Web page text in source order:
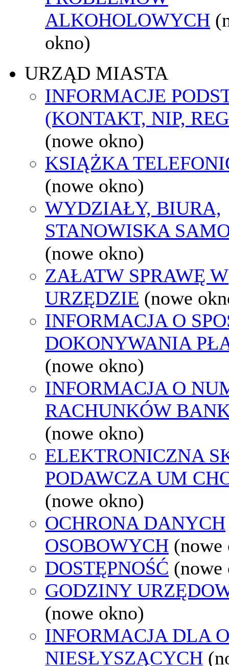
ALKOHOLOWYCH
okno)
URZĄD MIASTA
INFORMACJE
(KONTAKT, NIP,
(nowe okno)
KSIĄŻKA
(nowe okno)
WYDZIAŁY, BIURA,
STANOWISKA
(nowe okno)
ZAŁATW SPRAWĘ W
URZĘDZIE (nowe
INFORMACJA O
DOKONYWANIA
(nowe okno)
INFORMACJA O
RACHUNKÓW
(nowe okno)
ELEKTRONICZNA
PODAWCZA UM
(nowe okno)
OCHRONA DANYCH
OSOBOWYCH (nowe
DOSTĘPNOŚĆ (nowe
GODZINY
(nowe okno)
INFORMACJA DLA
NIESŁYSZĄCYCH